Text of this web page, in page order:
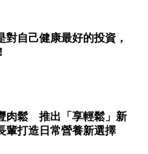
對自己健康最好的投資，
肉鬆 推出「享輕鬆」新
打造日常營養新選擇